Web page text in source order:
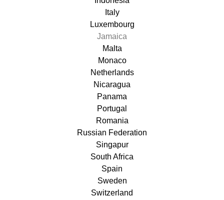
Italy
Luxembourg
Jamaica
Malta
Monaco
Netherlands
Nicaragua
Panama
Portugal
Romania
Russian Federation
Singapur
South Africa
Spain
Sweden
Switzerland